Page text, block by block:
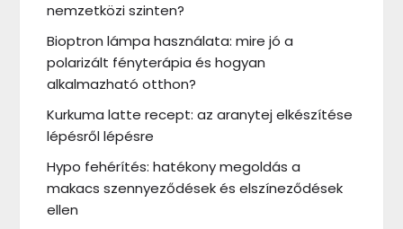
nemzetközi szinten?
Bioptron lámpa használata: mire jó a
polarizált fényterápia és hogyan
alkalmazható otthon?
Kurkuma latte recept: az aranytej elkészítése
lépésről lépésre
Hypo fehérítés: hatékony megoldás a
makacs szennyeződések és elszíneződések
ellen